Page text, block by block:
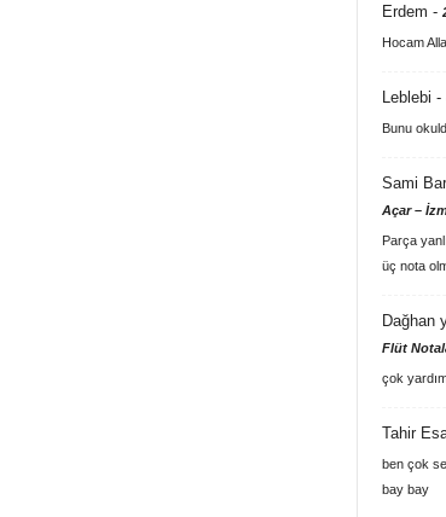
Erdem -
Hocam
Leblebi -
Bunu
Sami
Açar –
Parça
üç nota
Dağhan
Flüt
çok
Tahir
ben çok
bay bay